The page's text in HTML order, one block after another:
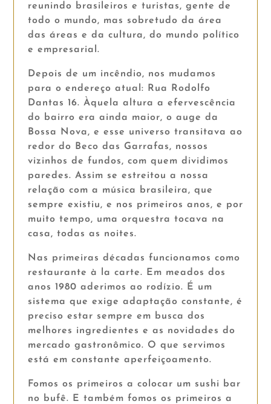
reunindo brasileiros e turistas, gente de
todo o mundo, mas sobretudo da área
das áreas e da cultura, do mundo político
e empresarial.
Depois de um incêndio, nos mudamos
para o endereço atual: Rua Rodolfo
Dantas 16. Àquela altura a efervescência
do bairro era ainda maior, o auge da
Bossa Nova, e esse universo transitava ao
redor do Beco das Garrafas, nossos
vizinhos de fundos, com quem dividimos
paredes. Assim se estreitou a nossa
relação com a música brasileira, que
sempre existiu, e nos primeiros anos, e por
muito tempo, uma orquestra tocava na
casa, todas as noites.
Nas primeiras décadas funcionamos como
restaurante à la carte. Em meados dos
anos 1980 aderimos ao rodízio. É um
sistema que exige adaptação constante, é
preciso estar sempre em busca dos
melhores ingredientes e as novidades do
mercado gastronômico. O que servimos
está em constante aperfeiçoamento.
Fomos os primeiros a colocar um sushi bar
no bufê. E também fomos os primeiros a